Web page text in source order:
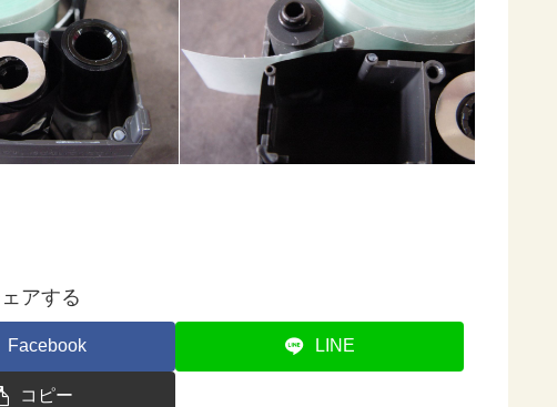
アする
Facebook LINE
コピー